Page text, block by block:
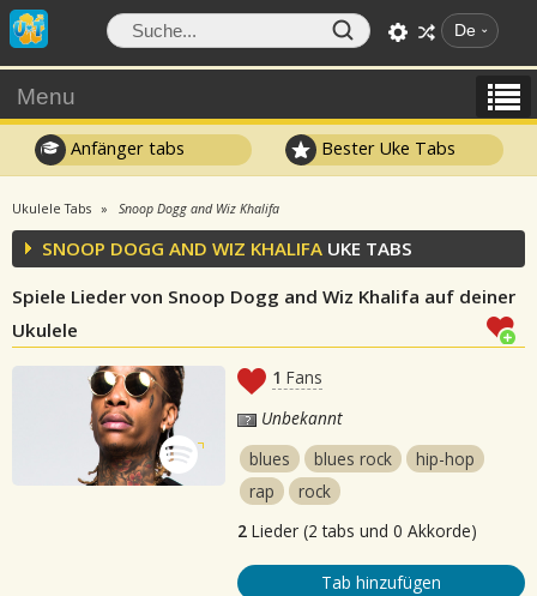
De
Menu
Anfänger tabs Bester Uke Tabs
Ukulele Tabs Snoop Dogg and Wiz Khalifa
SNOOP DOGG AND WIZ KHALIFA UKE TABS
Spiele Lieder von Snoop Dogg and Wiz Khalifa auf deiner
Ukulele
1 Fans
Unbekannt
blues
blues rock
hip-hop
rap
rock
2 Lieder (2 tabs und 0 Akkorde)
Tab hinzufügen